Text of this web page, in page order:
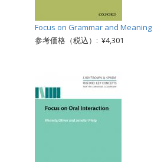
Focus on Grammar and Meaning
参考価格（税込）: ¥4,301